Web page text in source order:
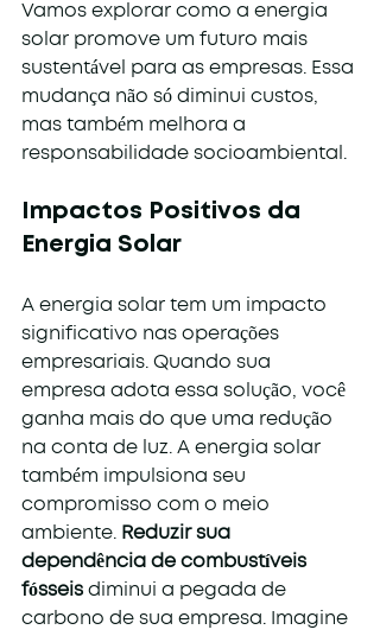
Vamos explorar como a energia
solar promove um futuro mais
sustentável para as empresas. Essa
mudança não só diminui custos,
mas também melhora a
responsabilidade socioambiental.
Impactos Positivos da
Energia Solar
A energia solar tem um impacto
significativo nas operações
empresariais. Quando sua
empresa adota essa solução, você
ganha mais do que uma redução
na conta de luz. A energia solar
também impulsiona seu
compromisso com o meio
ambiente.
Reduzir sua
dependência de combustíveis
fósseis diminui a pegada de
carbono de sua empresa. Imagine